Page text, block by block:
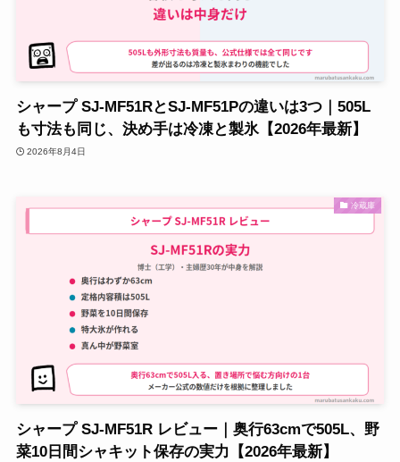
シャープ SJ-MF51RとSJ-MF51Pの違いは3つ｜505L
も寸法も同じ、決め手は冷凍と製氷【2026年最新】
2026年8月4日
冷蔵庫
シャープ SJ-MF51R レビュー｜奥行63cmで505L、野
菜10日間シャキット保存の実力【2026年最新】